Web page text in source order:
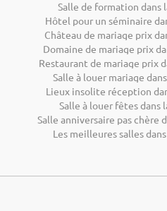
Salle de formation dans
Hôtel pour un séminaire
Château de mariage prix
Domaine de mariage prix
Restaurant de mariage prix
Salle à louer mariage
Lieux insolite réception
Salle à louer fêtes dans
Salle anniversaire pas chère
Les meilleures salles